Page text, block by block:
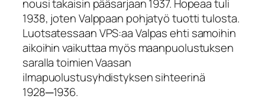
nousi takaisin pääsarjaan 1937. Hopeaa tuli
1938, joten Valppaan pohjatyö tuotti tulosta.
Luotsatessaan VPS:aa Valpas ehti samoihin
aikoihin vaikuttaa myös maanpuolustuksen
saralla toimien Vaasan
ilmapuolustusyhdistyksen sihteerinä
1928─1936.